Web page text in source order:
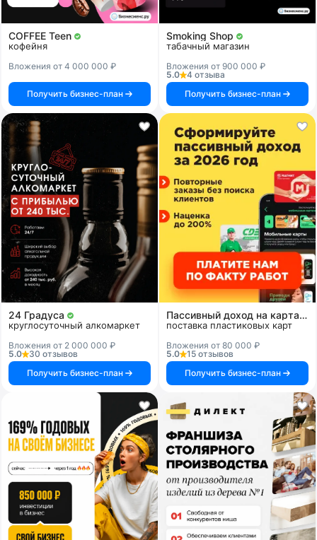
COFFEE Teen
кофейня
Вложения от 4 000 000 ₽
Получить бизнес-план
Smoking Shop
табачный магазин
Вложения от 900 000 ₽
5.0
4 отзыва
Получить бизнес-план
24 Градуса
круглосуточный алкомаркет
Вложения от 2 000 000 ₽
5.0
30 отзывов
Получить бизнес-план
Пассивный доход на картах и системах
поставка пластиковых карт
Вложения от 80 000 ₽
5.0
15 отзывов
Получить бизнес-план